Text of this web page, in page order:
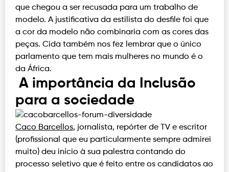
que chegou a ser recusada para um trabalho de
modelo. A justificativa da estilista do desfile foi que
a cor da modelo não combinaria com as cores das
peças. Cida também nos fez lembrar que o único
parlamento que tem mais mulheres no mundo é o
da África.
A importância da Inclusão
para a sociedade
Caco Barcellos, jornalista, repórter de TV e escritor
(profissional que eu particularmente sempre admirei
muito) deu início à sua palestra contando do
processo seletivo que é feito entre os candidatos ao